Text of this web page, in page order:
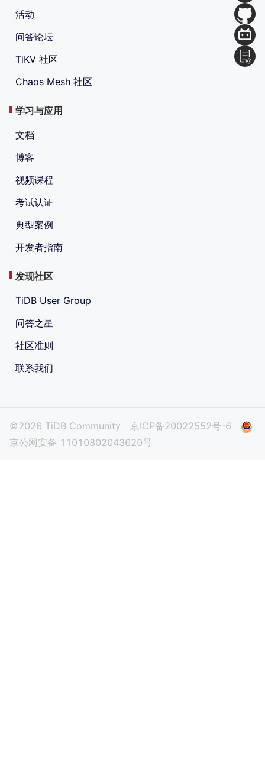
活动
问答论坛
TiKV 社区
Chaos Mesh 社区
学习与应用
文档
博客
视频课程
考试认证
典型案例
开发者指南
发现社区
TiDB User Group
问答之星
社区准则
联系我们
©2026 TiDB Community
京ICP备20022552号-6
京公网安备 11010802043620号